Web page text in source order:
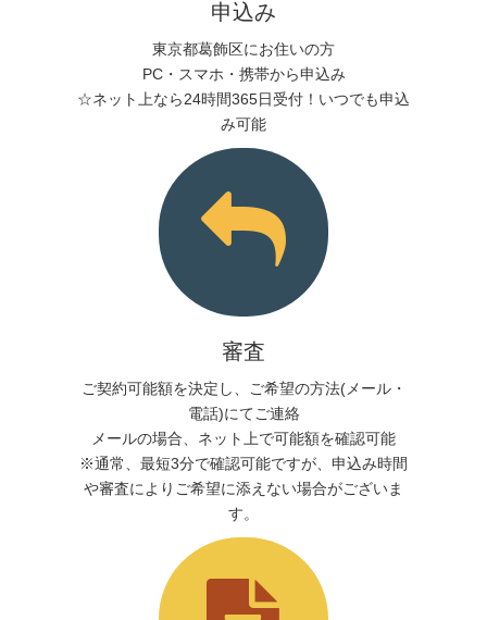
申込み
東京都葛飾区にお住いの方
PC・スマホ・携帯から申込み
☆ネット上なら24時間365日受付！いつでも申込
み可能
審査
ご契約可能額を決定し、ご希望の方法(メール・
電話)にてご連絡
メールの場合、ネット上で可能額を確認可能
※通常、最短3分で確認可能ですが、申込み時間
や審査によりご希望に添えない場合がございま
す。